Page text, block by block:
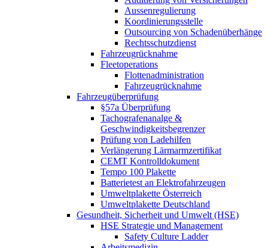
Aussenregulierung
Koordinierungsstelle
Outsourcing von Schadenüberhänge
Rechtsschutzdienst
Fahrzeugrücknahme
Fleetoperations
Flottenadministration
Fahrzeugrücknahme
Fahrzeugüberprüfung
§57a Überprüfung
Tachografenanalge &
Geschwindigkeitsbegrenzer
Prüfung von Ladehilfen
Verlängerung Lärmarmzertifikat
CEMT Kontrolldokument
Tempo 100 Plakette
Batterietest an Elektrofahrzeugen
Umweltplakette Österreich
Umweltplakette Deutschland
Gesundheit, Sicherheit und Umwelt (HSE)
HSE Strategie und Management
Safety Culture Ladder